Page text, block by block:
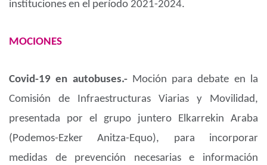
instituciones en el período 2021-2024.
MOCIONES
Covid-19 en autobuses.- Moción para debate en la
Comisión de Infraestructuras Viarias y Movilidad,
presentada por el grupo juntero Elkarrekin Araba
(Podemos-Ezker Anitza-Equo), para incorporar
medidas de prevención necesarias e información